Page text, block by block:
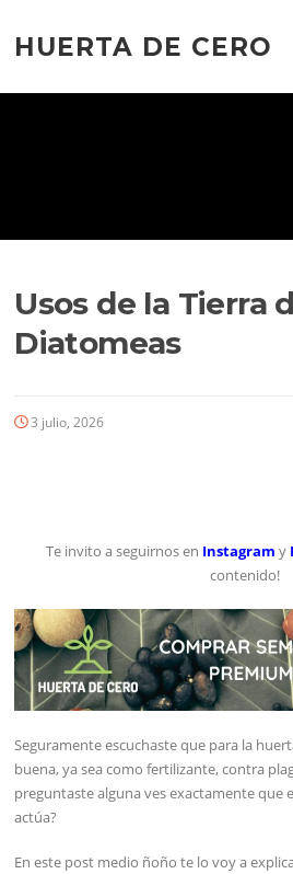
contenido
HUERTA DE CERO
Usos de la Tierra
Diatomeas
3 julio, 2026
Te invito a seguirnos en Instagram y
contenido!
Seguramente escuchaste que para la
buena, ya sea como fertilizante, contra
preguntaste alguna ves exactamente que
actúa?
En este post medio ñoño te lo voy a